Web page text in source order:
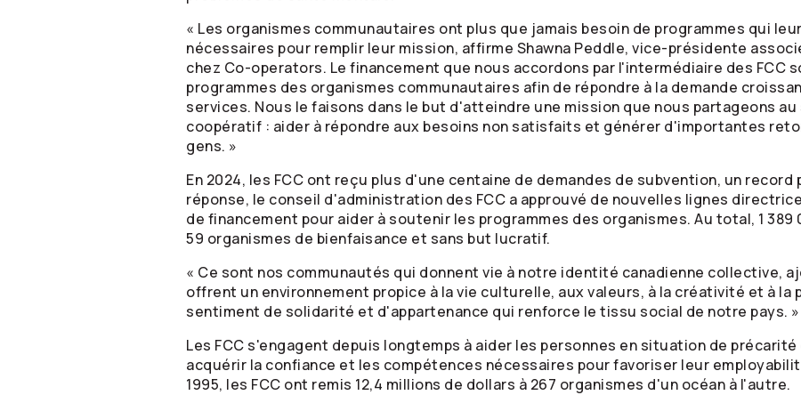
« Les organismes communautaires ont plus que jamais besoin de programmes qui
nécessaires pour remplir leur mission, affirme Shawna Peddle, vice-présidente
chez Co-operators. Le financement que nous accordons par l'intermédiaire des FCC
programmes des organismes communautaires afin de répondre à la demande
services. Nous le faisons dans le but d'atteindre une mission que nous partageons
coopératif : aider à répondre aux besoins non satisfaits et générer d'importantes
gens. »
En 2024, les FCC ont reçu plus d'une centaine de demandes de subvention, un record
réponse, le conseil d'administration des FCC a approuvé de nouvelles lignes
de financement pour aider à soutenir les programmes des organismes. Au total, 1
59 organismes de bienfaisance et sans but lucratif.
« Ce sont nos communautés qui donnent vie à notre identité canadienne collective,
offrent un environnement propice à la vie culturelle, aux valeurs, à la créativité et à la
sentiment de solidarité et d'appartenance qui renforce le tissu social de notre pays. »
Les FCC s'engagent depuis longtemps à aider les personnes en situation de
acquérir la confiance et les compétences nécessaires pour favoriser leur
1995, les FCC ont remis 12,4 millions de dollars à 267 organismes d'un océan à l'autre.